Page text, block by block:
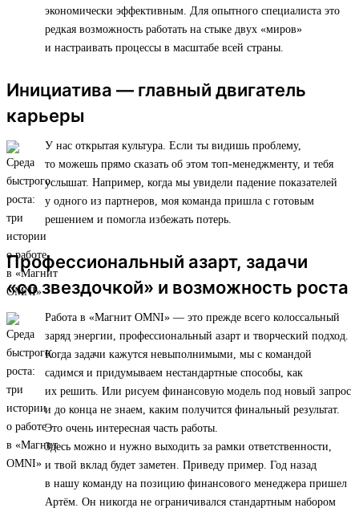
экономически эффективным. Для опытного специалиста это
редкая возможность работать на стыке двух «миров»
и настраивать процессы в масштабе всей страны.
Инициатива — главный двигатель
карьеры
У нас открытая культура. Если ты видишь проблему,
то можешь прямо сказать об этом топ-менеджменту, и тебя
услышат. Например, когда мы увидели падение показателей
у одного из партнеров, моя команда пришла с готовым
решением и помогла избежать потерь.
Профессиональный азарт, задачи
«со звездочкой» и возможность роста
Работа в «Магнит OMNI» — это прежде всего колоссальный
заряд энергии, профессиональный азарт и творческий подход.
Когда задачи кажутся невыполнимыми, мы с командой
садимся и придумываем нестандартные способы, как
их решить. Или рисуем финансовую модель под новый запрос
и до конца не знаем, каким получится финальный результат.
Это очень интересная часть работы.
Здесь можно и нужно выходить за рамки ответственности,
и твой вклад будет заметен. Приведу пример. Год назад
в нашу команду на позицию финансового менеджера пришел
Артём. Он никогда не ограничивался стандартным набором